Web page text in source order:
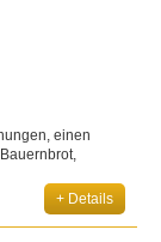
einen
+ Details